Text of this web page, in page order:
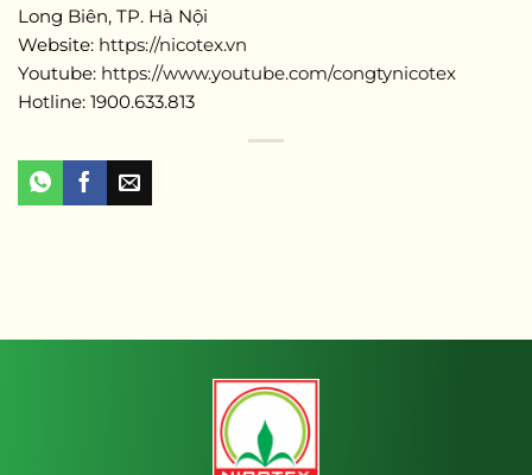
Long Biên, TP. Hà Nội
Website: https://nicotex.vn
Youtube: https://www.youtube.com/congtynicotex
Hotline: 1900.633.813